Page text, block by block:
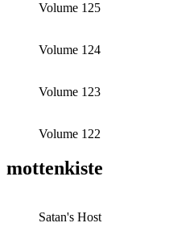
Volume 125
Volume 124
Volume 123
Volume 122
mottenkiste
Satan's Host